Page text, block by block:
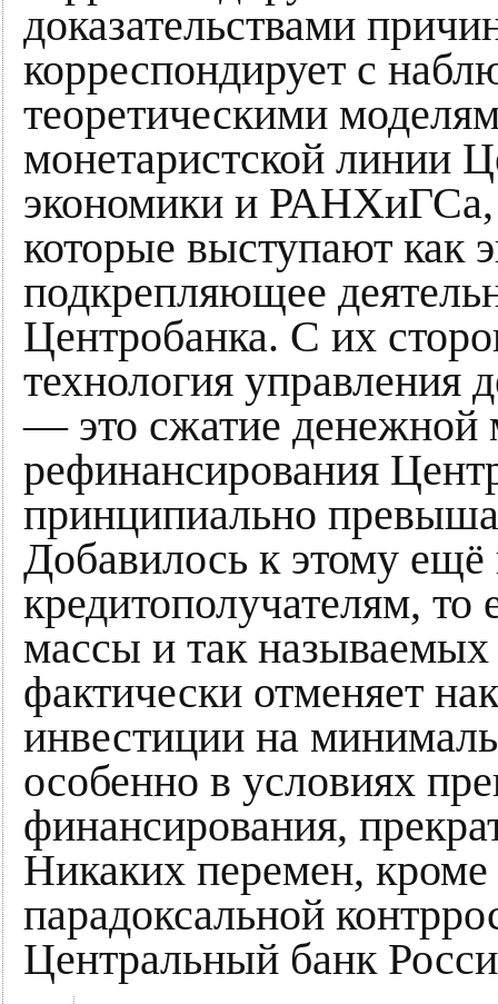
доказательствами
корреспондирует с
теоретическими
монетаристской линии
экономики и РАНХиГСа,
которые выступают как
подкрепляющее
Центробанка. С их
технология управления
— это сжатие денежной
рефинансирования
принципиально
Добавилось к этому ещё
кредитополучателям,
массы и так
фактически отменяет
инвестиции на
особенно в условиях
финансирования,
Никаких перемен, кроме
парадоксальной
Центральный банк